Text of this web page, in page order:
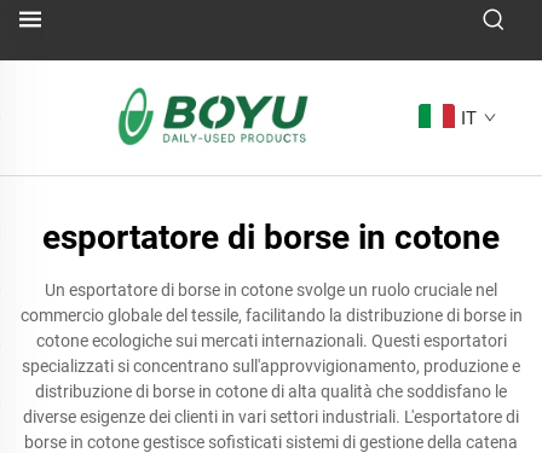
IT
esportatore di borse in cotone
Un esportatore di borse in cotone svolge un ruolo cruciale nel
commercio globale del tessile, facilitando la distribuzione di borse in
cotone ecologiche sui mercati internazionali. Questi esportatori
specializzati si concentrano sull'approvvigionamento, produzione e
distribuzione di borse in cotone di alta qualità che soddisfano le
diverse esigenze dei clienti in vari settori industriali. L'esportatore di
borse in cotone gestisce sofisticati sistemi di gestione della catena